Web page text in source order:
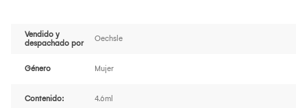
Vendido y
despachado por
Oechsle
Género Mujer
Contenido: 4.6ml